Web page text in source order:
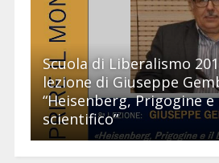
Scuola di Liberalismo
lezione di Giuseppe
“Heisenberg, Prigogine
scientifico”